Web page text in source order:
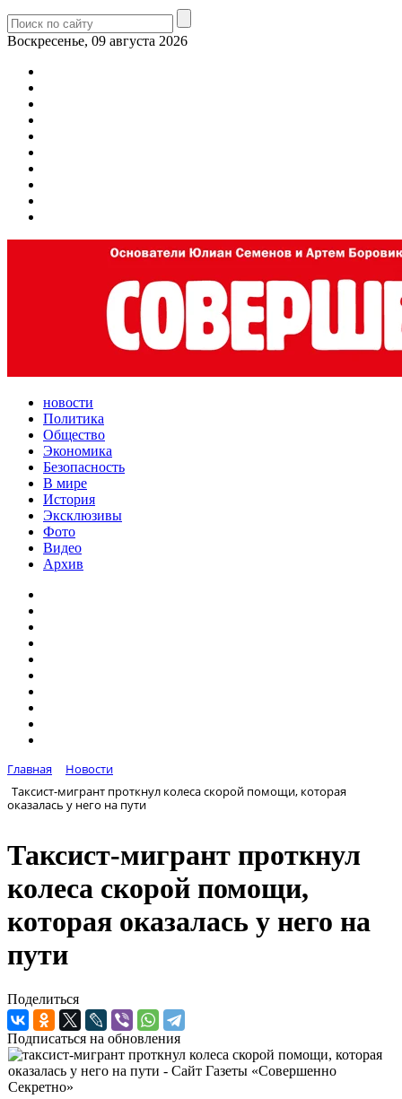
Воскресенье, 09 августа 2026
новости
Политика
Общество
Экономика
Безопасность
В мире
История
Эксклюзивы
Фото
Видео
Архив
Главная
Новости
Таксист-мигрант проткнул колеса скорой помощи, которая
оказалась у него на пути
Таксист-мигрант проткнул
колеса скорой помощи,
которая оказалась у него на
пути
Поделиться
Подписаться на обновления